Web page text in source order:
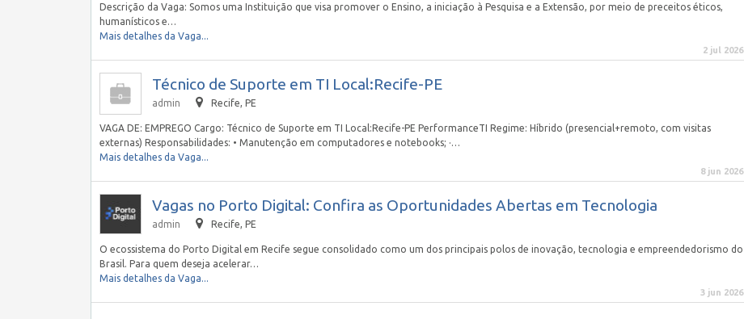
Descrição da Vaga: Somos uma Instituição que visa promover o Ensino, a iniciação à Pesquisa e a Extensão, por meio de preceitos éticos,
humanísticos e…
Mais detalhes da Vaga...
2 jul 2026
Técnico de Suporte em TI Local:Recife-PE
admin Recife, PE
VAGA DE: EMPREGO Cargo: Técnico de Suporte em TI Local:Recife-PE PerformanceTI Regime: Híbrido (presencial+remoto, com visitas
externas) Responsabilidades: • Manutenção em computadores e notebooks; ·…
Mais detalhes da Vaga...
8 jun 2026
Vagas no Porto Digital: Confira as Oportunidades Abertas em Tecnologia
admin Recife, PE
O ecossistema do Porto Digital em Recife segue consolidado como um dos principais polos de inovação, tecnologia e empreendedorismo do
Brasil. Para quem deseja acelerar…
Mais detalhes da Vaga...
3 jun 2026